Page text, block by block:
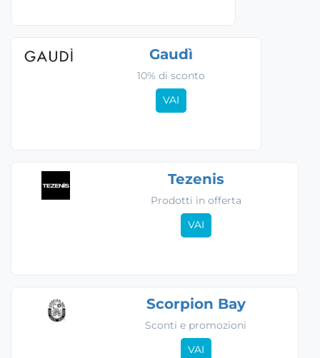
Gaudì
10% di sconto
VAI
Tezenis
Prodotti in offerta
VAI
Scorpion Bay
Sconti e promozioni
VAI